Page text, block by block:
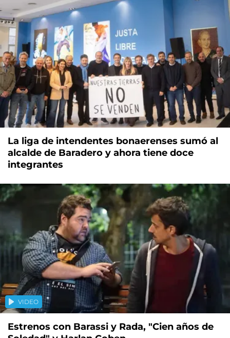
La liga de intendentes bonaerenses sumó al
alcalde de Baradero y ahora tiene doce
integrantes
VIDEO
Estrenos con Barassi y Rada, "Cien años de